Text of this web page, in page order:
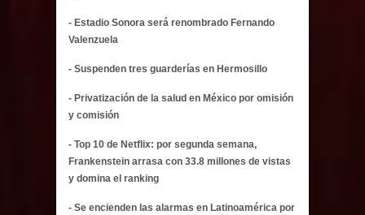
- Estadio Sonora será renombrado Fernando
Valenzuela
- Suspenden tres guarderías en Hermosillo
- Privatización de la salud en México por omisión
y comisión
- Top 10 de Netflix: por segunda semana,
Frankenstein arrasa con 33.8 millones de vistas
y domina el ranking
- Se encienden las alarmas en Latinoamérica por